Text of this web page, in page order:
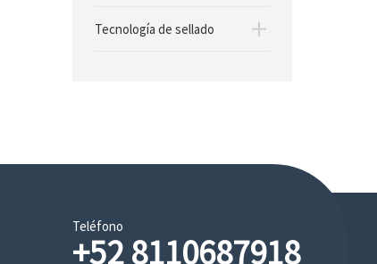
Tecnología de sellado
Teléfono
+52 8110687918